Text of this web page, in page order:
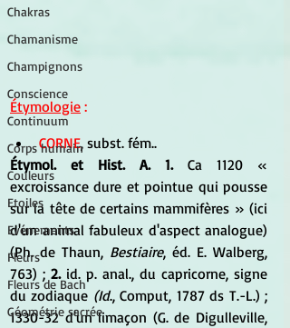
Chakras
Chamanisme
Champignons
Conscience
Continuum
Corps humain
Couleurs
Etoiles
Evénements
Fleurs
Fleurs de Bach
Géométrie sacrée
Étymologie :
CORNE, subst. fém..
Étymol. et Hist. A. 1. Ca 1120 «
excroissance dure et pointue qui pousse
sur la tête de certains mammifères » (ici
d'un animal fabuleux d'aspect analogue)
(Ph. de Thaun, Bestiaire, éd. E. Walberg,
763) ; 2. id. p. anal., du capricorne, signe
du zodiaque (Id., Comput, 1787 ds T.-L.) ;